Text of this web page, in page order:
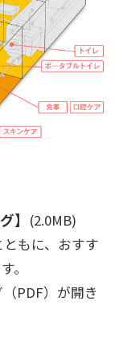
】 (2.0MB)
もに、おすす
。
PDF）が開き